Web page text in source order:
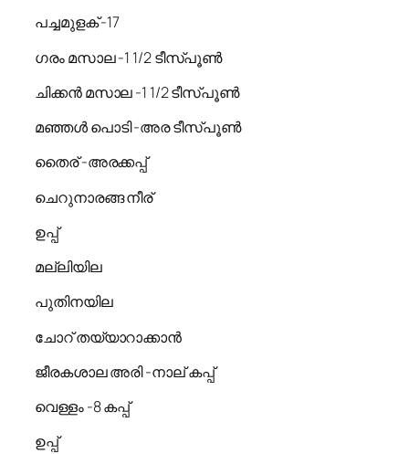
പച്ചമുളക് -17
ഗരം മസാല -1 1/2 ടീസ്പൂൺ
ചിക്കൻ മസാല -1 1/2 ടീസ്പൂൺ
മഞ്ഞൾ പൊടി -അര ടീസ്പൂൺ
തൈര് -അരക്കപ്പ്
ചെറുനാരങ്ങ നീര്
ഉപ്പ്
മല്ലിയില
പുതിനയില
ചോറ് തയ്യാറാക്കാൻ
ജീരകശാല അരി -നാല് കപ്പ്
വെള്ളം -8 കപ്പ്
ഉപ്പ്